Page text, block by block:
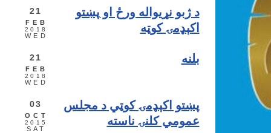
21
FEB
2018
WED
د ژبو نړيواله ورځ او پښتو
اکېډمۍ کوټه
21
FEB
2018
WED
بلنه
03
OCT
2015
SAT
پښتو اکېډمۍ کوټي د مجلس
عمومي کلنۍ ناسته